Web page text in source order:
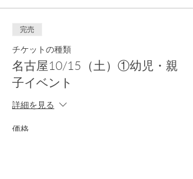
完売
チケットの種類
名古屋10/15（土）①幼児・親
子イベント
詳細を見る
価格